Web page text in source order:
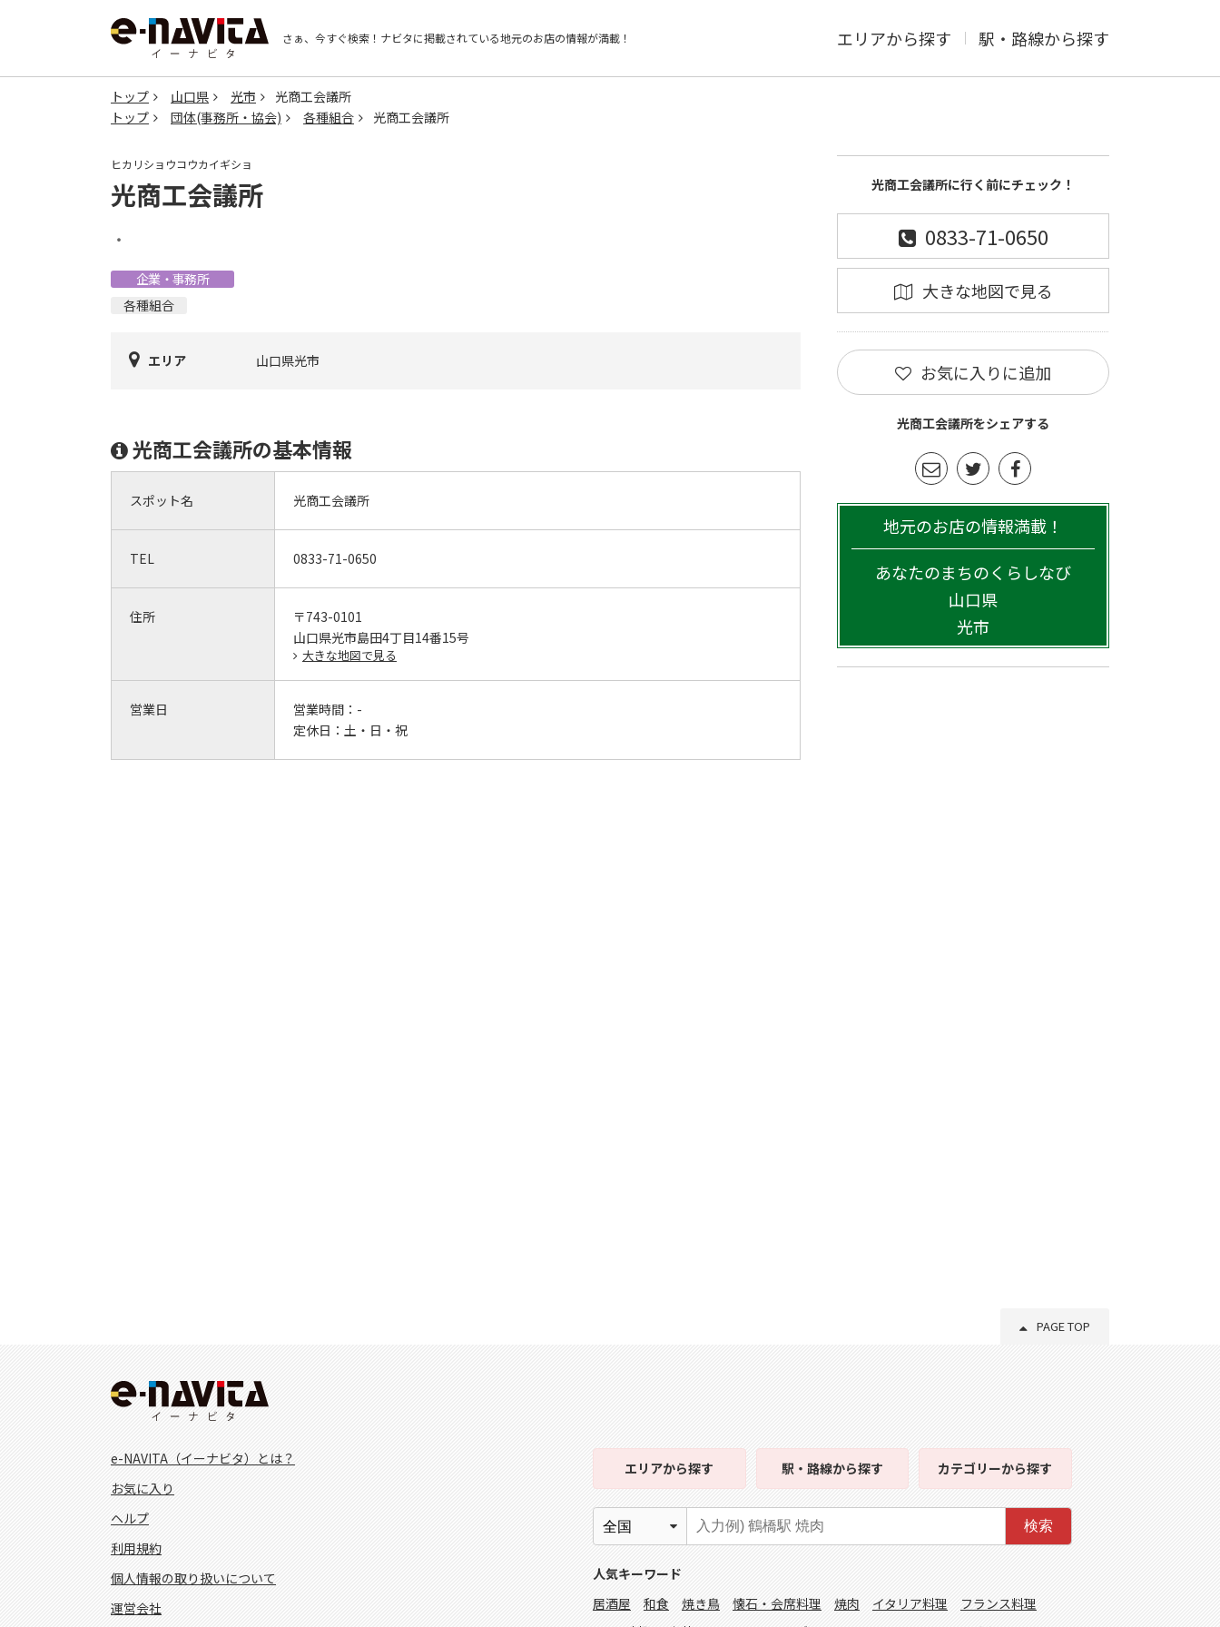
さぁ、今すぐ検索！ ナビタに掲載されている地元のお店の情報が満載！ エリアから探す 駅・路線から探す
トップ 山口県 光市
光商工会議所
トップ
団体(事務所・協会) 各種組合 光商工会議所
ヒカリショウコウカイギショ
光商工会議所
・
企業・事務所
各種組合
エリア 山口県光市
光商工会議所の基本情報
スポット名 光商工会議所
TEL 0833-71-0650
住所
〒743-0101
山口県光市島田4丁目14番15号
大きな地図で見る
営業日 営業時間： -
定休日： 土・日・祝
光商工会議所に行く前にチェック！
0833-71-0650
大きな地図で見る
お気に入りに追加
光商工会議所をシェアする
地元のお店の情報満載！
あなたのまちのくらしなび
山口県
光市
PAGE TOP
e-NAVITA（イーナビタ）とは？
お気に入り
ヘルプ
利用規約
個人情報の取り扱いについて
運営会社
エリアから探す 駅・路線から探す カテゴリーから探す
検索
人気キーワード
居酒屋
和食 焼き鳥 懐石・会席料理 焼肉 イタリア料理
フランス料理